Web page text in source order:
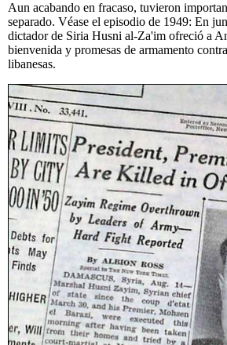
Aun acabando en fracaso, tuvieron
separado. Véase el episodio de 1949: En
dictador de Siria Husni al-Za'im ofreció a
bienvenida y promesas de armamento
libanesas.